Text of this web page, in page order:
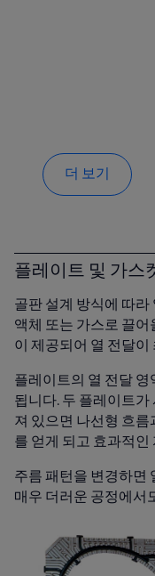
더 보기
플레이트 및 가스
골판 설계 방식에 따
액체 또는 가스로 끌
이 제공되어 열 전달
플레이트의 열 전달
됩니다. 두 플레이트
져 있으면 나선형 흐
를 얻게 되고 효과적
주름 패턴을 변경하면
매우 더러운 공정에서